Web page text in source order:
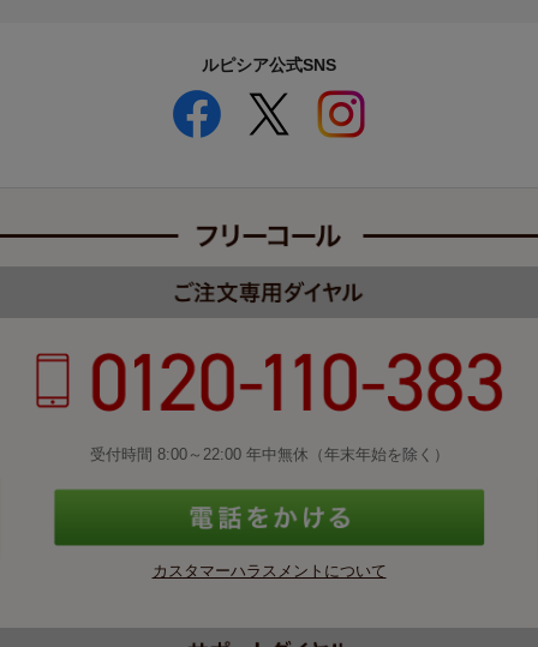
ルピシア公式SNS
受付時間 8:00～22:00 年中無休（年末年始を除く）
カスタマーハラスメントについて